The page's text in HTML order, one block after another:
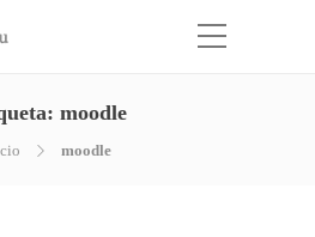
moodle
moodle